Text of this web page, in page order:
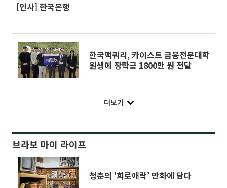
[인사] 한국은행
한국맥쿼리, 카이스트 금융전문대학
원생에 장학금 1800만 원 전달
더보기
브라보 마이 라이프
청춘의 ‘희로애락’ 만화에 담다